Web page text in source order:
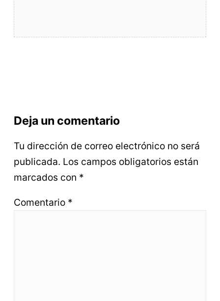
Deja un comentario
Tu dirección de correo electrónico no será
publicada. Los campos obligatorios están
marcados con *
Comentario *